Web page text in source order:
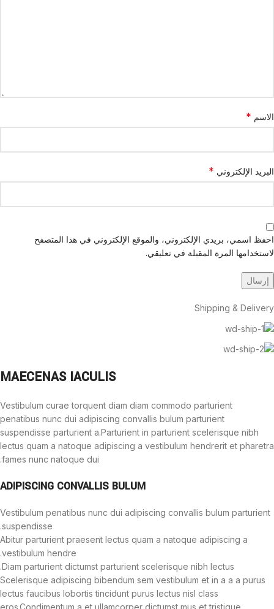
الاسم *
البريد الإلكتروني *
احفظ اسمي، بريدي الإلكتروني، والموقع الإلكتروني في هذا المتصفح
لاستخدامها المرة المقبلة في تعليقي.
Shipping & Delivery
MAECENAS IACULIS
Vestibulum curae torquent diam diam commodo parturient
penatibus nunc dui adipiscing convallis bulum parturient
suspendisse parturient a.Parturient in parturient scelerisque nibh
lectus quam a natoque adipiscing a vestibulum hendrerit et pharetra
fames nunc natoque dui.
ADIPISCING CONVALLIS BULUM
Vestibulum penatibus nunc dui adipiscing convallis bulum parturient
suspendisse.
Abitur parturient praesent lectus quam a natoque adipiscing a
vestibulum hendre.
Diam parturient dictumst parturient scelerisque nibh lectus.
Scelerisque adipiscing bibendum sem vestibulum et in a a a purus
lectus faucibus lobortis tincidunt purus lectus nisl class
eros.Condimentum a et ullamcorper dictumst mus et tristique